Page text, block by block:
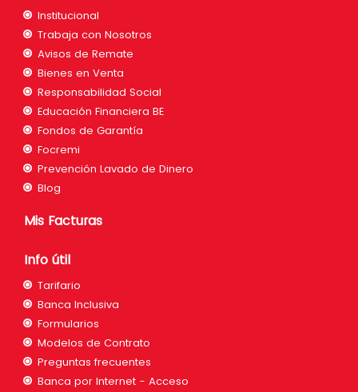
Institucional
Trabaja con Nosotros
Avisos de Remate
Bienes en Venta
Responsabilidad Social
Educación Financiera BE
Fondos de Garantía
Focremi
Prevención Lavado de Dinero
Blog
Mis Facturas
Info útil
Tarifario
Banca Inclusiva
Formularios
Modelos de Contrato
Preguntas frecuentes
Banca por Internet - Acceso